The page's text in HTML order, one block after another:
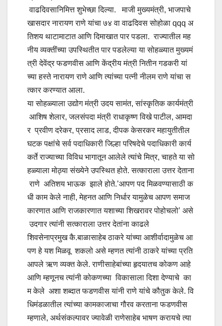
वाढदिवसानिमित्त शुभेच्छा दिल्या. माजी मुख्यमंत्री, भाजपाचे
खासदार नारायण राणे यांचा ७४ वा वाढदिवस सोहोळा qqq अ
तिशय थाटामाटात आणि दिमाखात पार पडला. राज्यातील मह
नीय व्यक्तींच्या उपस्थितीत पार पडलेल्या या सोहळ्यात मुख्यमं
त्री देवेंद्र फडणवीस आणि केंद्रीय मंत्री नितीन गडकरी यां
च्या हस्ते नारायण राणे आणि त्यांच्या पत्नी नीलम राणे यांचा स
त्कार करण्यात आला.
या सोहळ्याला उद्योग मंत्री उदय सामंत, सांस्कृतिक कार्यमंत्री
आशिष शेलार, जलसंपदा मंत्री राधाकृष्ण विखे पाटील, आमदा
र प्रवीण दरेकर, प्रसाद लाड, दीपक केसरकर महायुतीतील
घटक पक्षांचे सर्व पदाधिकारी जिल्हा परिषदेचे पदाधिकारी कार्य
कर्ते राज्याच्या विविध भागातून आलेले त्यांचे मित्र, चाहते या सो
हळ्याला मोठ्या संख्येने उपस्थित होते. सत्काराला उत्तर देताना
राणे अतिशय भाऊक झाले होते.’आपण पद मिळवण्यासाठी क
धी काम केले नाही, मेहनत आणि निर्धार यामुळेच आपण समाज
कारणात आणि राजकारणात यशाच्या शिखरावर पोहोचलो’ असे
उदगार त्यांनी सत्काराला उत्तर देतांना काढले
शिवसेनाप्रमुख कै.बाळासाहेब ठाकरे यांच्या आशीर्वादामुळेच आ
पण हे यश मिळवू शकलो असे म्हणत त्यांनी ठाकरे यांच्या प्रति
आपले ऋण व्यक्त केले. राणीसाहेबांच्या हृदयातच कोकण आहे
आणि म्हणूनच त्यांनी कोकणच्या विकासाला दिशा देण्याचे का
म केले अशा शब्दात फडणवीस यांनी राणे यांचे कौतुक केले. वि
धिमंडळातील त्यांच्या कामकाजाचा गौरव करताना फडणवीस
म्हणाले, अर्थसंकल्पावर ज्यावेळी राणेसाहेब भाषण करायचे त्या